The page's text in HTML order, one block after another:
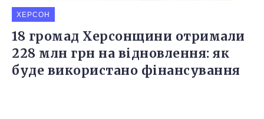
ХЕРСОН
18 громад Херсонщини отримали
228 млн грн на відновлення: як
буде використано фінансування